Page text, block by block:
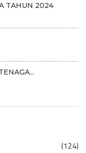
TAHUN 2024
(124)